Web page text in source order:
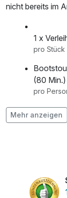
nicht bereits im
1 x
(80
Tour zur
Mehr anzeigen